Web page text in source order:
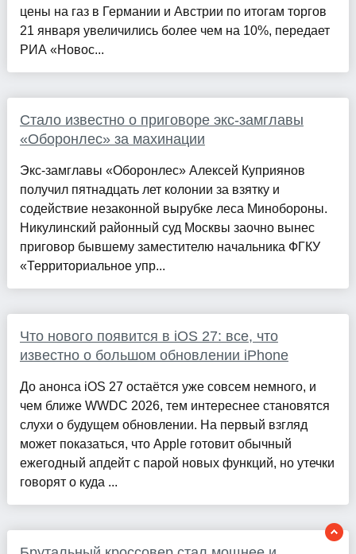
цены на газ в Германии и Австрии по итогам торгов
21 января увеличились более чем на 10%, передает
РИА «Новос...
Стало известно о приговоре экс-замглавы
«Оборонлес» за махинации
Экс-замглавы «Оборонлес» Алексей Куприянов
получил пятнадцать лет колонии за взятку и
содействие незаконной вырубке леса Минобороны.
Никулинский районный суд Москвы заочно вынес
приговор бывшему заместителю начальника ФГКУ
«Территориальное упр...
Что нового появится в iOS 27: все, что
известно о большом обновлении iPhone
До анонса iOS 27 остаётся уже совсем немного, и
чем ближе WWDC 2026, тем интереснее становятся
слухи о будущем обновлении. На первый взгляд
может показаться, что Apple готовит обычный
ежегодный апдейт с парой новых функций, но утечки
говорят о куда ...